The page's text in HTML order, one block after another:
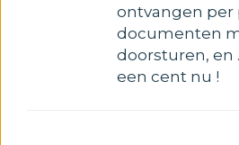
ontvangen per
documenten
doorsturen, en
een cent nu !